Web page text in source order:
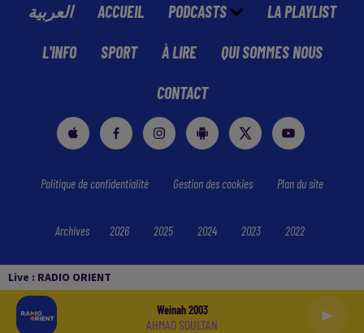
Live : RADIO ORIENT
Weinah 2003
AHMAD SOULTAN
العربية ACCUEIL PODCASTS LA PLAYLIST
L'INFO SPORT À LIRE QUI SOMMES NOUS
CONTACT
Politique de confidentialité Gestion des cookies Plan du site
Archives 2026 2025 2024 2023 2022